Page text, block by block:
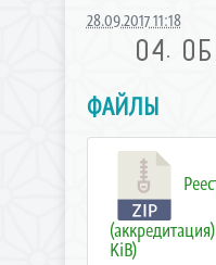
28.09.2017 11:18
04.
ФАЙЛЫ
KiB)